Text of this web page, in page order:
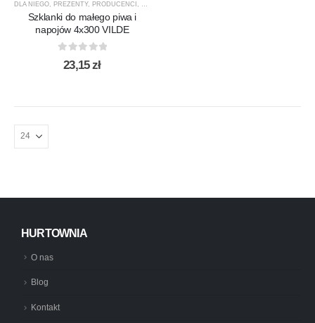
DLA NIEGO, PREZENTY, PRODUCENCI , PRODUKTY
Szklanki do małego piwa i
napojów 4x300 VILDE
out of 5
23,15zł
HURTOWNIA
O nas
Blog
Kontakt